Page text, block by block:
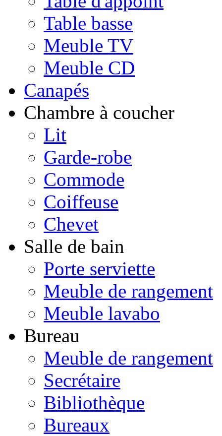
Table basse
Meuble TV
Meuble CD
Canapés
Chambre à coucher
Lit
Garde-robe
Commode
Coiffeuse
Chevet
Salle de bain
Porte serviette
Meuble de rangement
Meuble lavabo
Bureau
Meuble de rangement
Secrétaire
Bibliothèque
Bureaux